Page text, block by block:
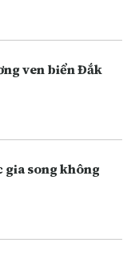
ven biển Đắk
gia song không